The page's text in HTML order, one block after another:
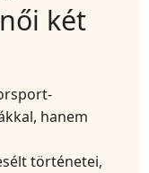
két
hanem
történetei,